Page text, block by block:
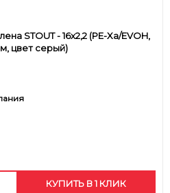
STOUT - 16x2,2 (PE-Xa/EVOH,
м, цвет серый)
КУПИТЬ В 1 КЛИК